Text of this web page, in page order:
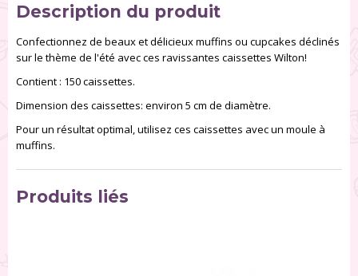
Description du produit
Confectionnez de beaux et délicieux muffins ou cupcakes déclinés
sur le thème de l'été avec ces ravissantes caissettes Wilton!
Contient : 150 caissettes.
Dimension des caissettes: environ 5 cm de diamètre.
Pour un résultat optimal, utilisez ces caissettes avec un moule à
muffins.
Produits liés